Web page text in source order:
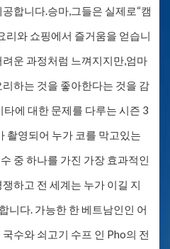
합니다.승마,그들은 실제로“캠
리와 쇼핑에서 즐거움을 얻습니
운 과정처럼 느껴지지만,엄마
하는 것을 좋아한다는 것을 감
에 대한 문제를 다루는 시즌 3
촬영되어 누가 코를 막고있는
중 하나를 가진 가장 효과적인
하고 전 세계는 누가 이길 지
니다. 가능한 한 베트남인인 어
수와 쇠고기 수프 인 Pho의 전